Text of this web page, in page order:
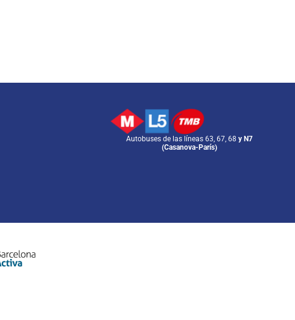
Autobuses de las líneas 63, 67, 68y N7
(Casanova-París)